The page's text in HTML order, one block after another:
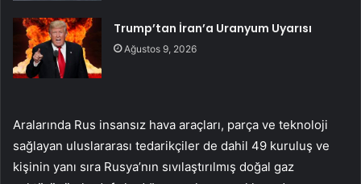
Trump’tan İran’a Uranyum Uyarısı
Ağustos 9, 2026
Aralarında Rus insansız hava araçları, parça ve teknoloji
sağlayan uluslararası tedarikçiler de dahil 49 kuruluş ve
kişinin yanı sıra Rusya’nın sıvılaştırılmış doğal gaz